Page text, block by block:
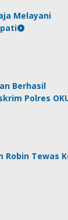
Melayani
Berhasil
Polres
Robin Tewas